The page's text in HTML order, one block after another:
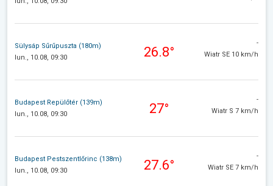
Sülysáp Sűrűpuszta (180m)
lun., 10.08, 09:30
26.8°
-
Wiatr SE 10 km/h
Budapest Repülőtér (139m)
lun., 10.08, 09:30
27°
-
Wiatr S 7 km/h
Budapest Pestszentlőrinc (138m)
lun., 10.08, 09:30
27.6°
-
Wiatr SE 7 km/h